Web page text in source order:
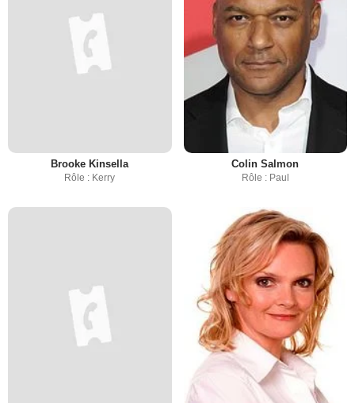
Brooke Kinsella
Rôle : Kerry
Colin Salmon
Rôle : Paul